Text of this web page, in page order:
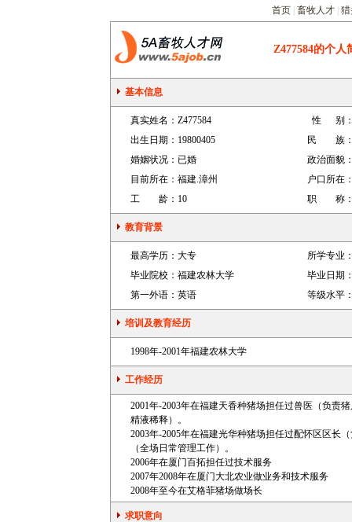
首页 畜牧人才
Z477584的个人
基本信息
真实姓名： Z477584
性 别
出生日期： 19800405
民 族
婚姻状况： 已婚
政治面貌
目前所在： 福建.漳州
户口所在
工 龄： 10 职 称
教育背景
最高学历： 大专
所学专业
毕业院校： 福建农林大学
毕业日期
第一外语： 英语 等级水平
培训及教育经历
1998年-2001年福建农林大学
工作经历
2001年-2003年在福建天香种猪场担任过兽医（负责
精液稀释）。
2003年-2005年在福建光华种猪场担任过配怀区区长
（全场日常管理工作）。
2006年在厦门百拓担任过技术服务
2007年2008年在厦门大北农业做业务和技术服务
2008年至今在艾格菲猪场做场长
求职意向